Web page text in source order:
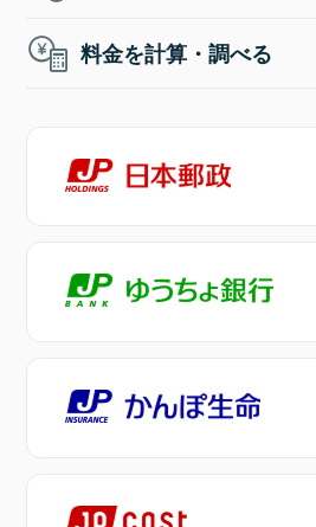
料金を計算・調べる